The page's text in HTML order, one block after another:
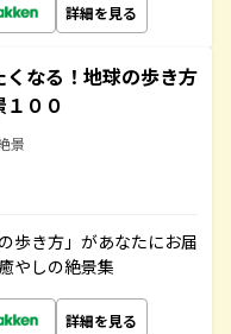
詳細を見る
なる！地球の歩き方
００
景
歩き方」があなたにお届
やしの絶景集
詳細を見る